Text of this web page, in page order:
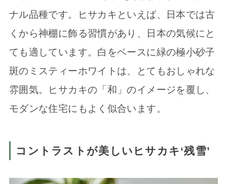
ナル品種です。ヒサカキといえば、日本では古
くから神棚に飾る習慣があり、日本の気候にと
ても適しています。白をベースに緑の極小砂子
斑のミスティーホワイトは、とてもおしゃれな
雰囲気。ヒサカキの「和」のイメージを覆し、
モダンな住宅にもよく似合います。
コントラストが美しいヒサカキ‘残雪’